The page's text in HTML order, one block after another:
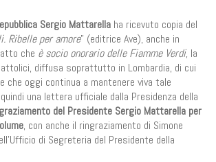
Sergio Mattarella ha ricevuto copia del
Ribelle per amore” (editrice Ave), anche in
che è socio onorario delle Fiamme Verdi, la
diffusa soprattutto in Lombardia, di cui
che oggi continua a mantenere viva tale
una lettera ufficiale dalla Presidenza della
del Presidente Sergio Mattarella per
, con anche il ringraziamento di Simone
di Segreteria del Presidente della